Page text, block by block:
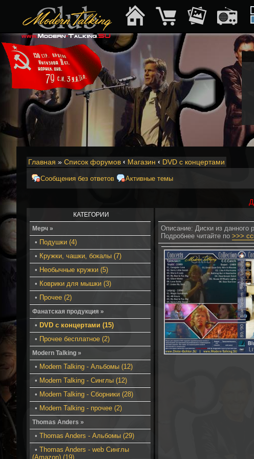
Главная » Список форумов ‹ Магазин ‹ DVD с концертами
Сообщения без ответов Активные темы
КАТЕГОРИИ
Мерч »
• Подушки (4)
• Кружки, чашки, бокалы (7)
• Необычные кружки (5)
• Коврики для мышки (3)
• Прочее (2)
Фанатская продукция »
• DVD с концертами (15)
• Прочее бесплатное (2)
Modern Talking »
• Modern Talking - Альбомы (12)
• Modern Talking - Синглы (12)
• Modern Talking - Сборники (28)
• Modern Talking - прочее (2)
Thomas Anders »
• Thomas Anders - Альбомы (29)
• Thomas Anders - web Синглы
(Amazon) (19)
Описание: Диски из данного
Подробнее читайте по >>>